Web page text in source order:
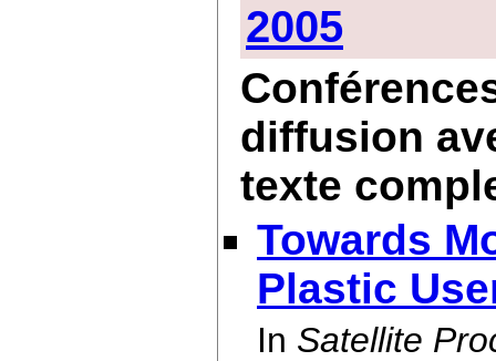
2005
diffusion
texte
Towards
Plastic
In Satellite